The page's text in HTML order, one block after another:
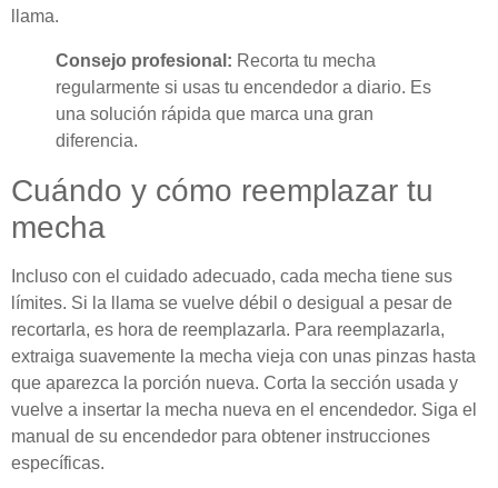
llama.
Consejo profesional: Recorta tu mecha
regularmente si usas tu encendedor a diario. Es
una solución rápida que marca una gran
diferencia.
Cuándo y cómo reemplazar tu
mecha
Incluso con el cuidado adecuado, cada mecha tiene sus
límites. Si la llama se vuelve débil o desigual a pesar de
recortarla, es hora de reemplazarla. Para reemplazarla,
extraiga suavemente la mecha vieja con unas pinzas hasta
que aparezca la porción nueva. Corta la sección usada y
vuelve a insertar la mecha nueva en el encendedor. Siga el
manual de su encendedor para obtener instrucciones
específicas.